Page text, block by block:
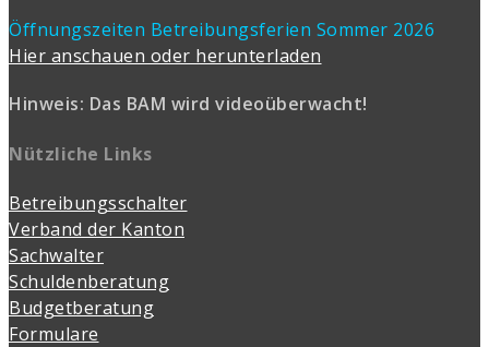
Öffnungszeiten Betreibungsferien Sommer 2026
Hier anschauen oder herunterladen
Hinweis: Das BAM wird videoüberwacht!
Nützliche Links
Betreibungsschalter
Verband der Kanton
Sachwalter
Schuldenberatung
Budgetberatung
Formulare